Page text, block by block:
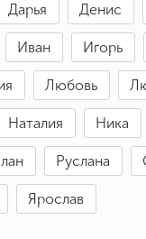
Дарья Денис
Иван Игорь
Любовь
Наталия Ника
Руслана
Ярослав